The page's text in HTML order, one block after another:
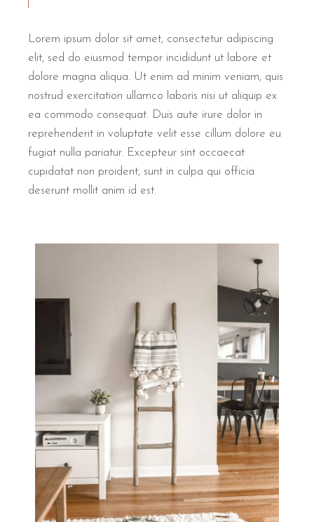
Lorem ipsum dolor sit amet, consectetur adipiscing
elit, sed do eiusmod tempor incididunt ut labore et
dolore magna aliqua. Ut enim ad minim veniam, quis
nostrud exercitation ullamco laboris nisi ut aliquip ex
ea commodo consequat. Duis aute irure dolor in
reprehenderit in voluptate velit esse cillum dolore eu
fugiat nulla pariatur. Excepteur sint occaecat
cupidatat non proident, sunt in culpa qui officia
deserunt mollit anim id est.